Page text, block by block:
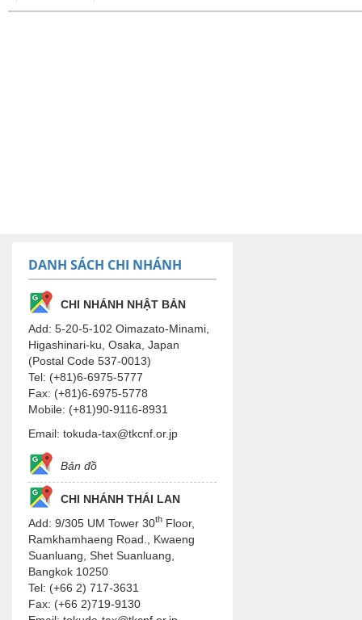
DANH SÁCH CHI NHÁNH
CHI NHÁNH NHẬT BẢN
Add: 5-20-5-102 Oimazato-Minami,
Higashinari-ku, Osaka, Japan
(Postal Code 537-0013)
Tel: (+81)6-6975-5777
Fax: (+81)6-6975-5778
Mobile: (+81)90-9116-8931
Email: tokuda-tax@tkcnf.or.jp
Bản đồ
CHI NHÁNH THÁI LAN
Add: 9/305 UM Tower 30th Floor,
Ramkhamhaeng Road., Kwaeng
Suanluang, Shet Suanluang,
Bangkok 10250
Tel: (+66 2) 717-3631
Fax: (+66 2)719-9130